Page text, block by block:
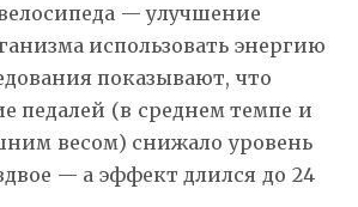
— улучшение
использовать энергию
показывают, что
педалей (в среднем темпе и
весом) снижало уровень
— а эффект длился до 24